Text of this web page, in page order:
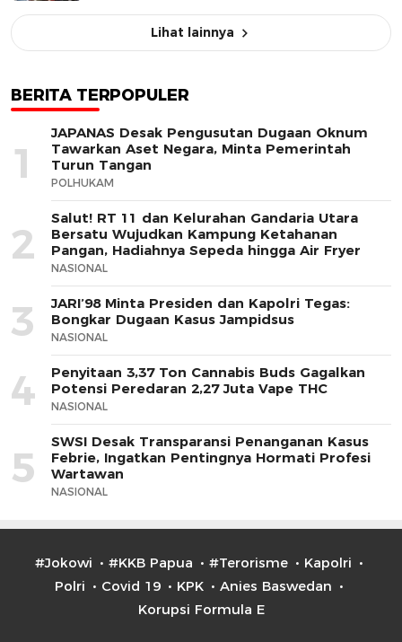
Lihat lainnya
BERITA TERPOPULER
1
JAPANAS Desak Pengusutan Dugaan Oknum
Tawarkan Aset Negara, Minta Pemerintah
Turun Tangan
POLHUKAM
2
Salut! RT 11 dan Kelurahan Gandaria Utara
Bersatu Wujudkan Kampung Ketahanan
Pangan, Hadiahnya Sepeda hingga Air Fryer
NASIONAL
3
JARI’98 Minta Presiden dan Kapolri Tegas:
Bongkar Dugaan Kasus Jampidsus
NASIONAL
4
Penyitaan 3,37 Ton Cannabis Buds Gagalkan
Potensi Peredaran 2,27 Juta Vape THC
NASIONAL
5
SWSI Desak Transparansi Penanganan Kasus
Febrie, Ingatkan Pentingnya Hormati Profesi
Wartawan
NASIONAL
#Jokowi #KKB Papua #Terorisme
Kapolri
Polri
Covid 19 KPK
Anies Baswedan
Korupsi Formula E